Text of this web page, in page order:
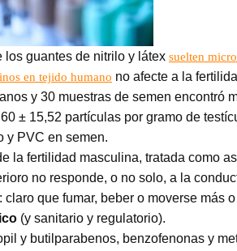
los guantes de nitrilo y látex suelten
en tejido humano no afecte a la
y 30 muestras de semen encontró
± 15,52 partículas por gramo de
y PVC en semen.
la fertilidad masculina, tratada como
no responde, o no solo, a la
que fumar, beber o moverse
(y sanitario y regulatorio).
y butilparabenos, benzofenonas y